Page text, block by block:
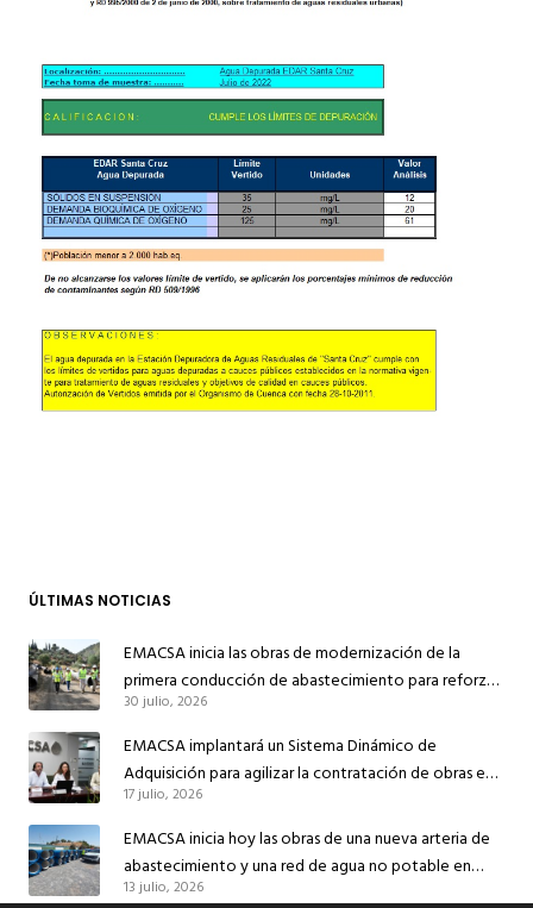
ÚLTIMAS NOTICIAS
EMACSA inicia las obras de modernización de la
primera conducción de abastecimiento para reforzar
el suministro de agua de Córdoba
30 julio, 2026
EMACSA implantará un Sistema Dinámico de
Adquisición para agilizar la contratación de obras en
sus redes e instalaciones
17 julio, 2026
EMACSA inicia hoy las obras de una nueva arteria de
abastecimiento y una red de agua no potable en
Ingeniero Ruiz de Azúa
13 julio, 2026